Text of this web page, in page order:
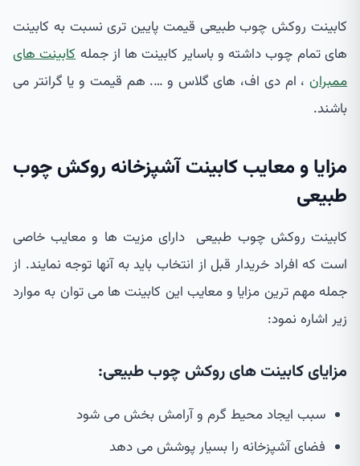
کابینت روکش چوب طبیعی قیمت پایین تری نسبت به کابینت
های تمام چوب داشته و باسایر کابینت ها از جملهکابینت های
ممبران ، ام دی اف، های گلاس و …. هم قیمت و یا گرانتر می
باشند.
مزایا و معایب کابینت آشپزخانه روکش چوب
طبیعی
کابینت روکش چوب طبیعی دارای مزیت ها و معایب خاصی
است که افراد خریدار قبل از انتخاب باید به آنها توجه نمایند. از
جمله مهم ترین مزایا و معایب این کابینت ها می توان به موارد
زیر اشاره نمود:
مزایای کابینت های روکش چوب طبیعی:
سبب ایجاد محیط گرم و آرامش بخش می شود
فضای آشپزخانه را بسیار پوشش می دهد